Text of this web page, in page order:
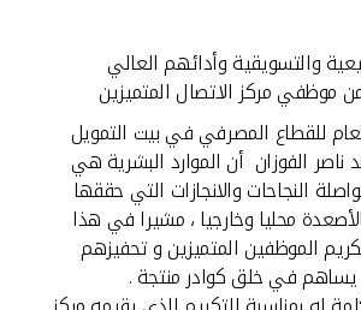
البيع
والتسويقية وأدائهم العالي
موظفي مركز الاتصال المتميزين
للقطاع المصرفي في بيت التمويل
ناصر الفوزان أن الموارد البشرية هي
النجاحات والانجازات التي حققها
محليا وخارجيا ، مشيرا في هذا
الموظفين المتميزين و تحفيزهم
يساهم في خلق كوادر منتجة .